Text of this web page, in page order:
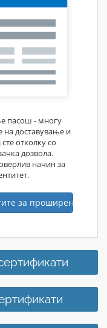
пасош - многу
на доставување и
отколку со
дозвола.
начин за
за проширена